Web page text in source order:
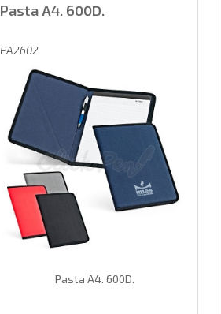
Pasta A4. 600D.
PA2602
Pasta A4. 600D.